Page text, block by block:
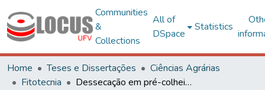
Communities
&
Collections
All of
DSpace
Statistics
Home Teses e Dissertações
Ciências Agrárias
Fitotecnia
Dessecação em pré-colheita na produtividade e qualidade fisiológica de sementes de feijão-caupi